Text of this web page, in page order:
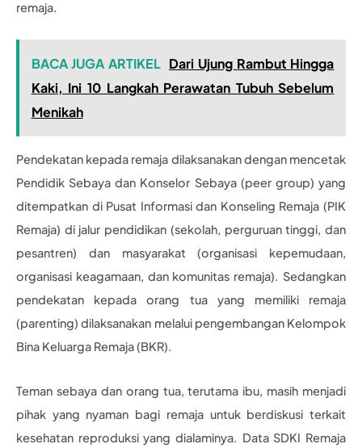
remaja.
BACA JUGA ARTIKEL Dari Ujung Rambut Hingga
Kaki, Ini 10 Langkah Perawatan Tubuh Sebelum
Menikah
Pendekatan kepada remaja dilaksanakan dengan mencetak
Pendidik Sebaya dan Konselor Sebaya (peer group) yang
ditempatkan di Pusat Informasi dan Konseling Remaja (PIK
Remaja) di jalur pendidikan (sekolah, perguruan tinggi, dan
pesantren) dan masyarakat (organisasi kepemudaan,
organisasi keagamaan, dan komunitas remaja). Sedangkan
pendekatan kepada orang tua yang memiliki remaja
(parenting) dilaksanakan melalui pengembangan Kelompok
Bina Keluarga Remaja (BKR).
Teman sebaya dan orang tua, terutama ibu, masih menjadi
pihak yang nyaman bagi remaja untuk berdiskusi terkait
kesehatan reproduksi yang dialaminya. Data SDKI Remaja